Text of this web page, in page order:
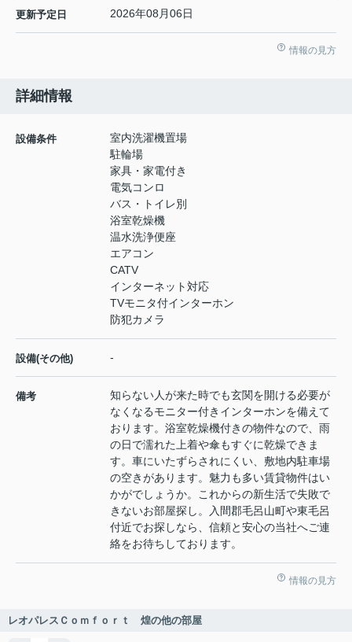
更新予定日 2026年08月06日
情報の見方
詳細情報
設備条件
室内洗濯機置場
駐輪場
家具・家電付き
電気コンロ
バス・トイレ別
浴室乾燥機
温水洗浄便座
エアコン
CATV
インターネット対応
TVモニタ付インターホン
防犯カメラ
設備(その他) -
備考
知らない人が来た時でも玄関を開ける必要が
なくなるモニター付きインターホンを備えて
おります。浴室乾燥機付きの物件なので、雨
の日で濡れた上着や傘もすぐに乾燥できま
す。車にいたずらされにくい、敷地内駐車場
の空きがあります。魅力も多い賃貸物件はい
かがでしょうか。これからの新生活で失敗で
きないお部屋探し。入間郡毛呂山町や東毛呂
付近でお探しなら、信頼と安心の当社へご連
絡をお待ちしております。
情報の見方
レオパレスＣｏｍｆｏｒｔ 煌の他の部屋